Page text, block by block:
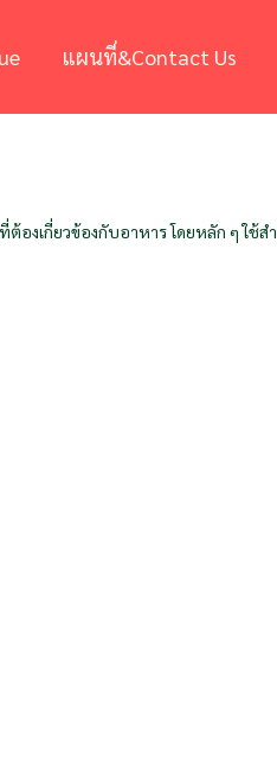
แผนที่&Contact Us
ต้องเกี่ยวข้องกับอาหาร โดยหลัก ๆ ใ